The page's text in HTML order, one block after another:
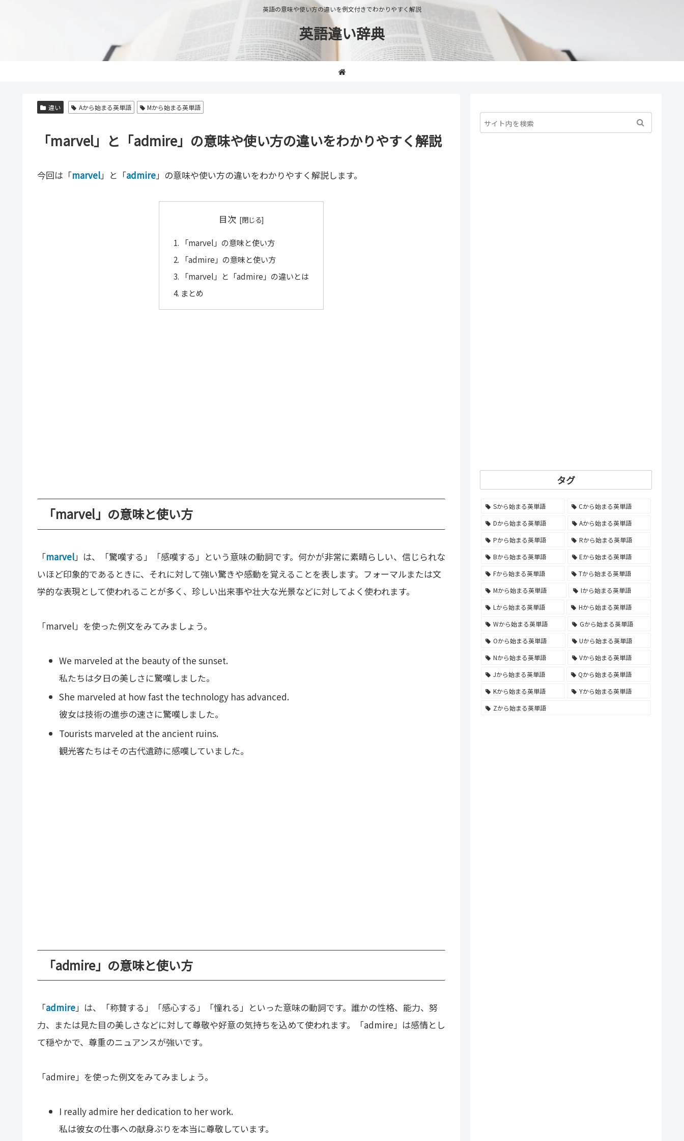
英語の意味や使い方の違いを例文付きでわかりやすく解説
英語違い辞典
違い Aから始まる英単語 Mから始まる英単語
「marvel」と「admire」の意味や使い方の違いをわかりやすく解説
今回は「marvel」と「admire」の意味や使い方の違いをわかりやすく解説します。
目次
「marvel」の意味と使い方
「admire」の意味と使い方
「marvel」と「admire」の違いとは
まとめ
「marvel」の意味と使い方
「marvel」は、「驚嘆する」「感嘆する」という意味の動詞です。何かが非常に素晴らしい、信じられな
いほど印象的であるときに、それに対して強い驚きや感動を覚えることを表します。フォーマルまたは文
学的な表現として使われることが多く、珍しい出来事や壮大な光景などに対してよく使われます。
「marvel」を使った例文をみてみましょう。
We marveled at the beauty of the sunset.
私たちは夕日の美しさに驚嘆しました。
She marveled at how fast the technology has advanced.
彼女は技術の進歩の速さに驚嘆しました。
Tourists marveled at the ancient ruins.
観光客たちはその古代遺跡に感嘆していました。
「admire」の意味と使い方
「admire」は、「称賛する」「感心する」「憧れる」といった意味の動詞です。誰かの性格、能力、努
力、または見た目の美しさなどに対して尊敬や好意の気持ちを込めて使われます。「admire」は感情とし
て穏やかで、尊重のニュアンスが強いです。
「admire」を使った例文をみてみましょう。
I really admire her dedication to her work.
私は彼女の仕事への献身ぶりを本当に尊敬しています。
タグ
Sから始まる英単語
Cから始まる英単語
Dから始まる英単語
Aから始まる英単語
Pから始まる英単語
Rから始まる英単語
Bから始まる英単語
Eから始まる英単語
Fから始まる英単語
Tから始まる英単語
Mから始まる英単語
Iから始まる英単語
Lから始まる英単語
Hから始まる英単語
Wから始まる英単語
Gから始まる英単語
Oから始まる英単語
Uから始まる英単語
Nから始まる英単語
Vから始まる英単語
Jから始まる英単語
Qから始まる英単語
Kから始まる英単語
Yから始まる英単語
Zから始まる英単語